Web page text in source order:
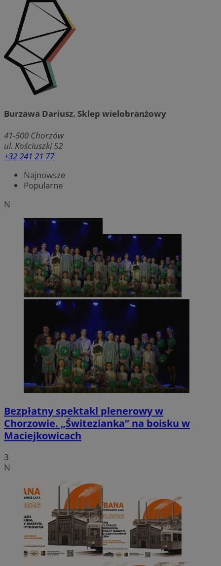
Burzawa Dariusz. Sklep wielobranżowy
41-500 Chorzów
ul. Kościuszki 52
+32 241 21 77
Najnowsze
Popularne
N
Bezpłatny spektakl plenerowy w
Chorzowie. „Świtezianka” na boisku w
Maciejkowicach
3
N